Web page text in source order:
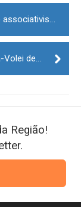
Município de Guarda aprova apoios ao associativismo no valor de 582 mil euros
Guarda recebe Encontro Nacional de Gira-Volei decorre na Guarda
Região!